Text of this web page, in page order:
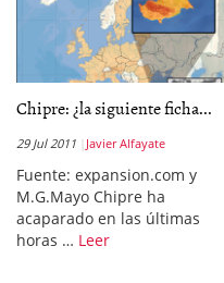
Chipre: ¿la siguiente ficha...
29 Jul 2011 Javier Alfayate
Fuente: expansion.com y
M.G.Mayo Chipre ha
acaparado en las últimas
horas … Leer